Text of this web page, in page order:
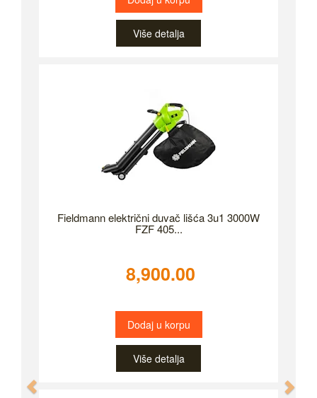
Više detalja
Fieldmann električni duvač lišća 3u1 3000W
FZF 405...
8,900.00
Dodaj u korpu
Više detalja